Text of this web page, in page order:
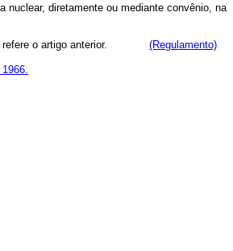
nuclear, diretamente ou mediante convênio, na
se refere o artigo anterior. (Regulamento)